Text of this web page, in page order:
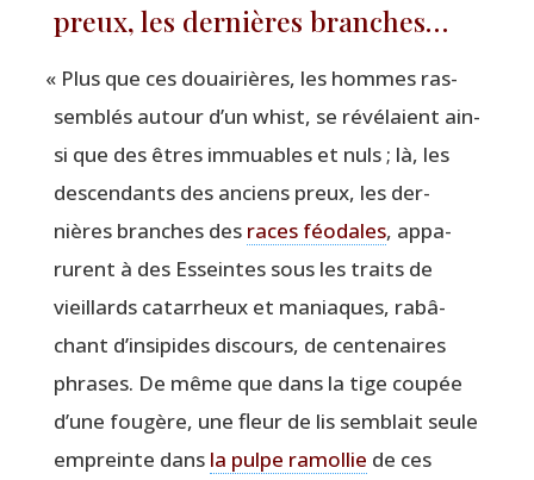
preux, les dernières branches…
« Plus que ces douai­rières, les hommes ras­
sem­blés autour d’un whist, se révé­laient ain­
si que des êtres immuables et nuls ; là, les
des­cen­dants des anciens preux, les der­
nières branches des races féo­dales, appa­
rurent à des Esseintes sous les traits de
vieillards catar­rheux et maniaques, rabâ­
chant d’insipides dis­cours, de cen­te­naires
phrases. De même que dans la tige cou­pée
d’une fou­gère, une fleur de lis sem­blait seule
empreinte dans la pulpe ramol­lie de ces